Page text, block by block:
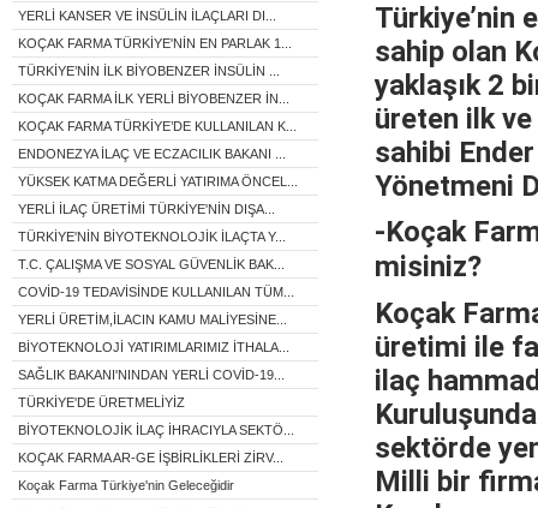
YERLİ KANSER VE İNSÜLİN İLAÇLARI DI...
KOÇAK FARMA TÜRKİYE'NİN EN PARLAK 1...
TÜRKİYE’NİN İLK BİYOBENZER İNSÜLİN ...
KOÇAK FARMA İLK YERLİ BİYOBENZER İN...
KOÇAK FARMA TÜRKİYE’DE KULLANILAN K...
ENDONEZYA İLAÇ VE ECZACILIK BAKANI ...
YÜKSEK KATMA DEĞERLİ YATIRIMA ÖNCEL...
YERLİ İLAÇ ÜRETİMİ TÜRKİYE'NİN DIŞA...
TÜRKİYE'NİN BİYOTEKNOLOJİK İLAÇTA Y...
T.C. ÇALIŞMA VE SOSYAL GÜVENLİK BAK...
COVİD-19 TEDAVİSİNDE KULLANILAN TÜM...
YERLİ ÜRETİM,İLACIN KAMU MALİYESİNE...
BİYOTEKNOLOJİ YATIRIMLARIMIZ İTHALA...
SAĞLIK BAKANI'NINDAN YERLİ COVİD-19...
TÜRKİYE'DE ÜRETMELİYİZ
BİYOTEKNOLOJİK İLAÇ İHRACIYLA SEKTÖ...
KOÇAK FARMA AR-GE İŞBİRLİKLERİ ZİRV...
Koçak Farma Türkiye'nin Geleceğidir
Türkiye’nin
sahip olan
yaklaşık 2
üreten ilk
sahibi
Yönetmeni
-Koçak
misiniz?
Koçak
üretimi ile
ilaç
sektörde
Milli bir